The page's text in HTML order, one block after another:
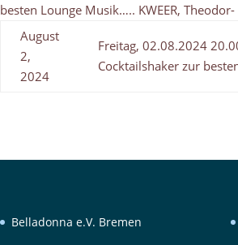
besten Lounge Musik….. KWEER,
August
2,
2024
Freitag, 02.08.2024
Cocktailshaker zur
Belladonna e.V. Bremen